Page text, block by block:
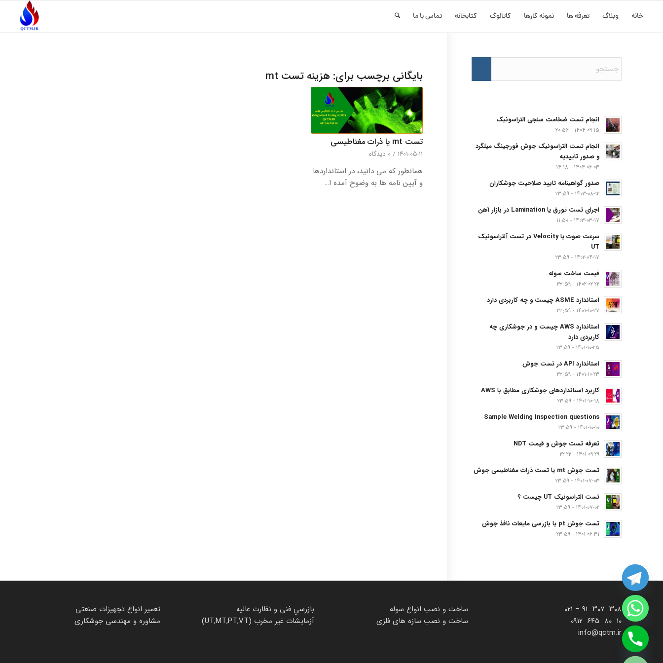
خانه وبلاگ تعرفه ها نمونه کارها کاتالوگ کتابخانه تماس با ما
بایگانی برچسب برای: هزینه تست mt
تست mt یا ذرات مغناطیسی
۱۴۰۱-۰۵-۱۱ / 0 دیدگاه‌
همانطور که می دانید، در استانداردها
و آیین نامه ها به وضوح آمده ا…
انجام تست ضخامت سنجی التراسونیک
۱۴۰۴-۰۹-۱۵ - ۲۰:۵۶
انجام تست التراسونیک جوش فورجینگ میلگرد
و صدور تاییدیه
۱۴۰۴-۰۶-۰۳ - ۱۴:۱۸
صدور گواهینامه تایید صلاحیت جوشکاران
۱۴۰۳-۰۸-۱۲ - ۲۳:۵۹
اجرای تست تورق یا Lamination در بازار آهن
۱۴۰۳-۰۳-۱۷ - ۱۱:۵۰
سرعت صوت یا Velocity در تست آلتراسونیک
UT
۱۴۰۲-۰۴-۱۷ - ۲۳:۵۹
قیمت ساخت سوله
۱۴۰۲-۰۲-۲۲ - ۲۳:۵۹
استاندارد ASME چیست و چه کاربردی دارد
۱۴۰۱-۱۰-۲۷ - ۲۳:۵۹
استاندارد AWS چیست و در جوشکاری چه
کاربردی دارد
۱۴۰۱-۱۰-۲۵ - ۲۳:۵۹
استاندارد API در تست جوش
۱۴۰۱-۱۰-۲۳ - ۲۳:۵۹
کاربرد استانداردهای جوشکاری مطابق با AWS
۱۴۰۱-۱۰-۱۸ - ۲۳:۵۹
Sample Welding Inspection questions
۱۴۰۱-۱۰-۱۰ - ۲۳:۵۹
تعرفه تست جوش و قیمت NDT
۱۴۰۱-۰۹-۲۹ - ۲۲:۲۲
تست جوش mt یا تست ذرات مغناطیسی جوش
۱۴۰۱-۰۷-۰۳ - ۲۳:۵۹
تست التراسونیک UT چیست ؟
۱۴۰۱-۰۷-۰۲ - ۲۳:۵۹
تست جوش pt یا بازرسی مایعات نافذ جوش
۱۴۰۱-۰۶-۳۱ - ۲۳:۵۹
۳۰۸ ۳۰۷ ۹۱ – ۰۲۱
۱۰ ۸۰ ۶۴۵ ۰۹۱۲
info@qctm.ir
ساخت و نصب انواع سوله
ساخت و نصب سازه های فلزی
بازرسي فنی و نظارت عاليه
آزمایشات غیر مخرب (UT,MT,PT,VT)
تعمیر انواع تجهیزات صنعتی
مشاوره و مهندسی جوشکاری
Hide
chaty